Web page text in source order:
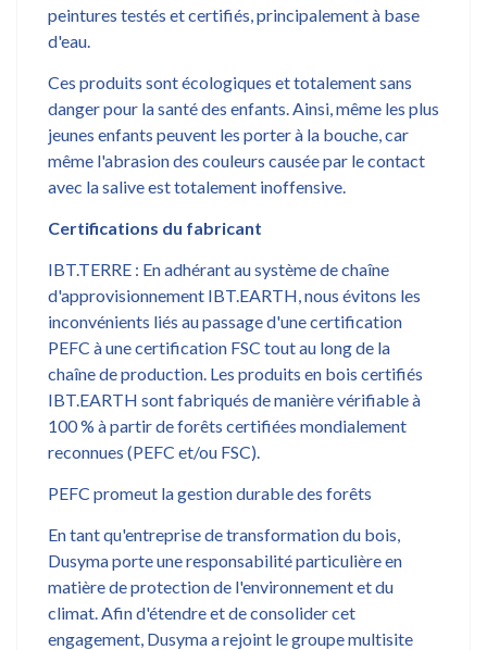
peintures testés et certifiés, principalement à base
d'eau.
Ces produits sont écologiques et totalement sans
danger pour la santé des enfants. Ainsi, même les plus
jeunes enfants peuvent les porter à la bouche, car
même l'abrasion des couleurs causée par le contact
avec la salive est totalement inoffensive.
Certifications du fabricant
IBT.TERRE : En adhérant au système de chaîne
d'approvisionnement IBT.EARTH, nous évitons les
inconvénients liés au passage d'une certification
PEFC à une certification FSC tout au long de la
chaîne de production. Les produits en bois certifiés
IBT.EARTH sont fabriqués de manière vérifiable à
100 % à partir de forêts certifiées mondialement
reconnues (PEFC et/ou FSC).
PEFC promeut la gestion durable des forêts
En tant qu'entreprise de transformation du bois,
Dusyma porte une responsabilité particulière en
matière de protection de l'environnement et du
climat. Afin d'étendre et de consolider cet
engagement, Dusyma a rejoint le groupe multisite